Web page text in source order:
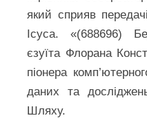
який сприяв
Ісуса. «(688696)
єзуїта Флорана
піонера
даних та
Шляху.